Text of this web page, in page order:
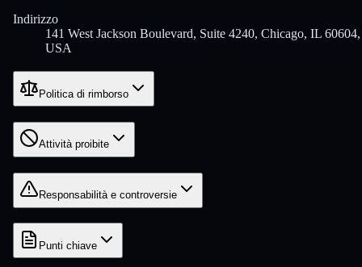
Indirizzo
141 West Jackson Boulevard, Suite 4240, Chicago, IL 60604,
USA
Politica di rimborso
Attività proibite
Responsabilità e controversie
Punti chiave